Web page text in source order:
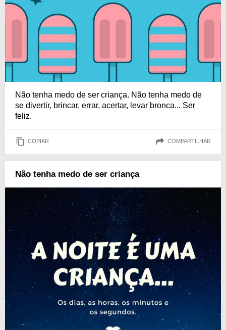
Não tenha medo de ser criança. Não tenha medo de
se divertir, brincar, errar, acertar, levar bronca... Ser
feliz.
COPIAR COMPARTILHAR
Não tenha medo de ser criança